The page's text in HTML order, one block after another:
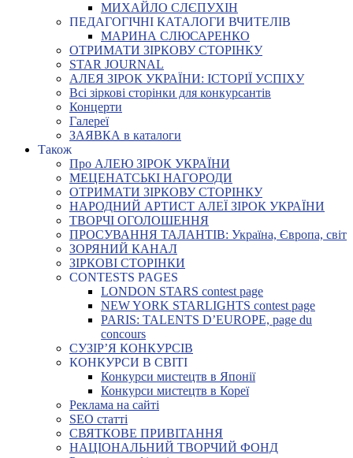
МИХАЙЛО СЛЄПУХІН
ПЕДАГОГІЧНІ КАТАЛОГИ ВЧИТЕЛІВ
МАРИНА СЛЮСАРЕНКО
ОТРИМАТИ ЗІРКОВУ СТОРІНКУ
STAR JOURNAL
АЛЕЯ ЗІРОК УКРАЇНИ: ІСТОРІЇ УСПІХУ
Всі зіркові сторінки для конкурсантів
Концерти
Галереї
ЗАЯВКА в каталоги
Також
Про АЛЕЮ ЗІРОК УКРАЇНИ
МЕЦЕНАТСЬКІ НАГОРОДИ
ОТРИМАТИ ЗІРКОВУ СТОРІНКУ
НАРОДНИЙ АРТИСТ АЛЕЇ ЗІРОК УКРАЇНИ
ТВОРЧІ ОГОЛОШЕННЯ
ПРОСУВАННЯ ТАЛАНТІВ: Україна, Європа, світ
ЗОРЯНИЙ КАНАЛ
ЗІРКОВІ СТОРІНКИ
CONTESTS PAGES
LONDON STARS contest page
NEW YORK STARLIGHTS contest page
PARIS: TALENTS D’EUROPE, page du
concours
СУЗІР’Я КОНКУРСІВ
КОНКУРСИ В СВІТІ
Конкурси мистецтв в Японії
Конкурси мистецтв в Кореї
Реклама на сайті
SEO статті
СВЯТКОВЕ ПРИВІТАННЯ
НАЦІОНАЛЬНИЙ ТВОРЧИЙ ФОНД